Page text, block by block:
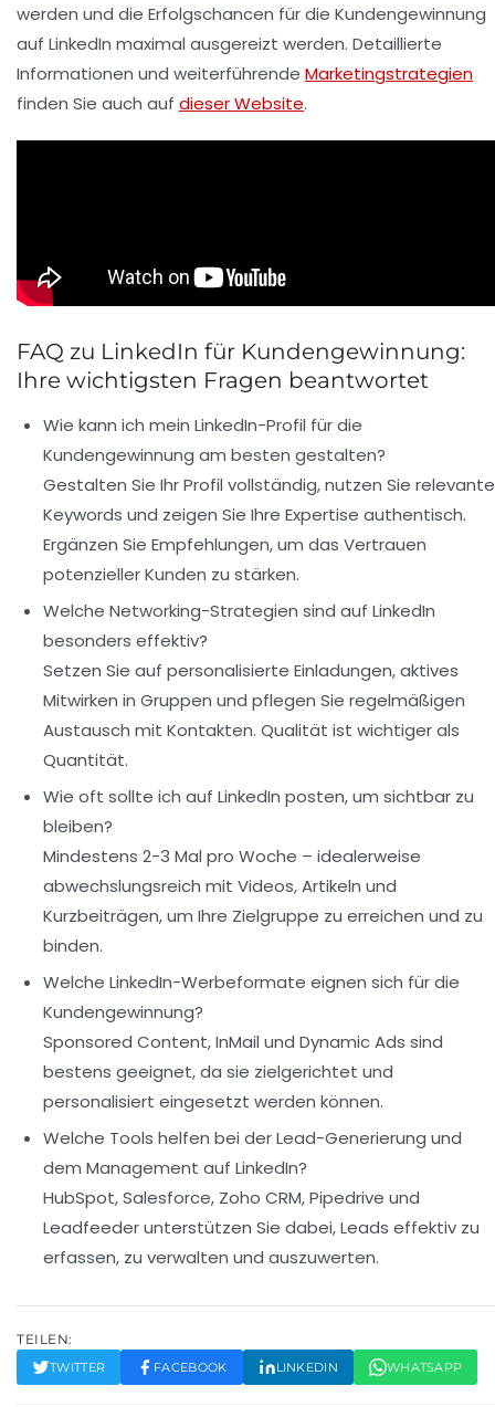
werden und die Erfolgschancen für die Kundengewinnung
auf LinkedIn maximal ausgereizt werden. Detaillierte
Informationen und weiterführende Marketingstrategien
finden Sie auch auf dieser Website.
FAQ zu LinkedIn für Kundengewinnung:
Ihre wichtigsten Fragen beantwortet
Wie kann ich mein LinkedIn-Profil für die
Kundengewinnung am besten gestalten?
Gestalten Sie Ihr Profil vollständig, nutzen Sie relevante
Keywords und zeigen Sie Ihre Expertise authentisch.
Ergänzen Sie Empfehlungen, um das Vertrauen
potenzieller Kunden zu stärken.
Welche Networking-Strategien sind auf LinkedIn
besonders effektiv?
Setzen Sie auf personalisierte Einladungen, aktives
Mitwirken in Gruppen und pflegen Sie regelmäßigen
Austausch mit Kontakten. Qualität ist wichtiger als
Quantität.
Wie oft sollte ich auf LinkedIn posten, um sichtbar zu
bleiben?
Mindestens 2-3 Mal pro Woche – idealerweise
abwechslungsreich mit Videos, Artikeln und
Kurzbeiträgen, um Ihre Zielgruppe zu erreichen und zu
binden.
Welche LinkedIn-Werbeformate eignen sich für die
Kundengewinnung?
Sponsored Content, InMail und Dynamic Ads sind
bestens geeignet, da sie zielgerichtet und
personalisiert eingesetzt werden können.
Welche Tools helfen bei der Lead-Generierung und
dem Management auf LinkedIn?
HubSpot, Salesforce, Zoho CRM, Pipedrive und
Leadfeeder unterstützen Sie dabei, Leads effektiv zu
erfassen, zu verwalten und auszuwerten.
TEILEN:
TWITTER FACEBOOK LINKEDIN WHATSAPP